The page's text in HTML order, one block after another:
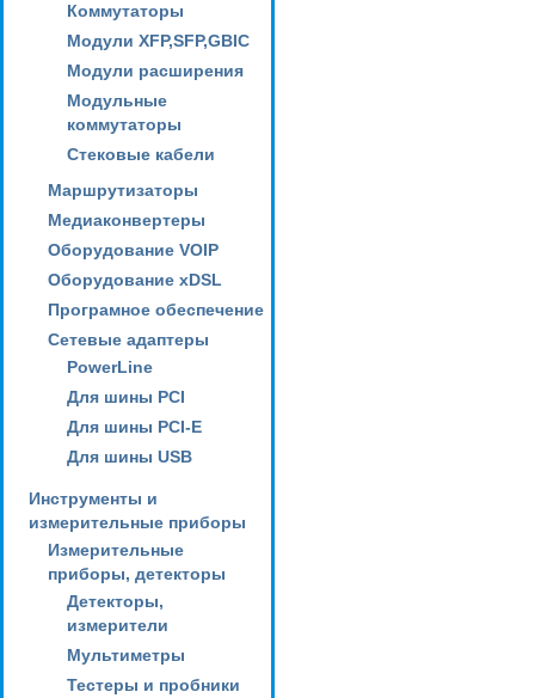
Коммутаторы
Модули XFP,SFP,GBIC
Модули расширения
Модульные
коммутаторы
Стековые кабели
Маршрутизаторы
Медиаконвертеры
Оборудование VOIP
Оборудование xDSL
Програмное обеспечение
Сетевые адаптеры
PowerLine
Для шины PCI
Для шины PCI-E
Для шины USB
Инструменты и
измерительные приборы
Измерительные
приборы, детекторы
Детекторы,
измерители
Мультиметры
Тестеры и пробники